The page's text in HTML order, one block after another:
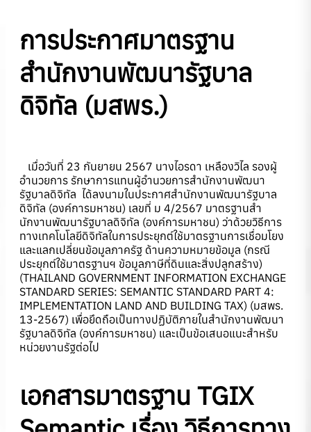
การประกาศมาตรฐาน
สำนักงานพัฒนารัฐบาล
ดิจิทัล (มสพร.)
เมื่อวันที่ 23 กันยายน 2567 นางไอรดา เหลืองวิไล รองผู้
อำนวยการ รักษาการแทนผู้อำนวยการสำนักงานพัฒนา
รัฐบาลดิจิทัล ได้ลงนามในประกาศสำนักงานพัฒนารัฐบาล
ดิจิทัล (องค์การมหาชน) เลขที่ ม 4/2567 มาตรฐานสํา
นักงานพัฒนารัฐบาลดิจิทัล (องค์การมหาชน) ว่าด้วยวิธีการ
ทางเทคโนโลยีดิจิทัลในการประยุกต์ใช้มาตรฐานการเชื่อมโยง
และแลกเปลี่ยนข้อมูลภาครัฐ ด้านความหมายข้อมูล (กรณี
ประยุกต์ใช้มาตรฐานฯ ข้อมูลภาษีที่ดินและสิ่งปลูกสร้าง)
(THAILAND GOVERNMENT INFORMATION EXCHANGE
STANDARD SERIES: SEMANTIC STANDARD PART 4:
IMPLEMENTATION LAND AND BUILDING TAX) (มสพร.
13-2567) เพื่อยึดถือเป็นทางปฏิบัติภายในสำนักงานพัฒนา
รัฐบาลดิจิทัล (องค์การมหาชน) และเป็นข้อเสนอแนะสำหรับ
หน่วยงานรัฐต่อไป
เอกสารมาตรฐาน TGIX